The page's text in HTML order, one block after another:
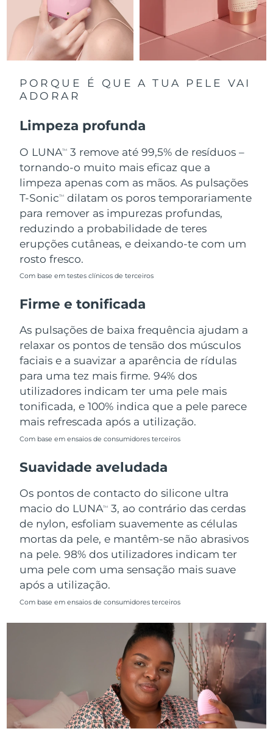
PORQUE É QUE A TUA PELE VAI
ADORAR
Limpeza profunda
O LUNATM
3 remove até 99,5% de resíduos –
tornando-o muito mais eficaz que a
limpeza apenas com as mãos. As pulsações
T-SonicTM
dilatam os poros temporariamente
para remover as impurezas profundas,
reduzindo a probabilidade de teres
erupções cutâneas, e deixando-te com um
rosto fresco.
Com base em testes clínicos de terceiros
Firme e tonificada
As pulsações de baixa frequência ajudam a
relaxar os pontos de tensão dos músculos
faciais e a suavizar a aparência de rídulas
para uma tez mais firme. 94% dos
utilizadores indicam ter uma pele mais
tonificada, e 100% indica que a pele parece
mais refrescada após a utilização.
Com base em ensaios de consumidores terceiros
Suavidade aveludada
Os pontos de contacto do silicone ultra
macio do LUNATM
3, ao contrário das cerdas
de nylon, esfoliam suavemente as células
mortas da pele, e mantêm-se não abrasivos
na pele. 98% dos utilizadores indicam ter
uma pele com uma sensação mais suave
após a utilização.
Com base em ensaios de consumidores terceiros
Singapura Entrega prevista8/11/26
Eslováquia Entrega prevista8/9/26
Eslovênia Entrega prevista 8/9/26
Coreia do Sul
Espanha Entrega prevista
Suécia Entrega prevista8/9/26
Suíça Entrega prevista
Taiwan
Tailândia
Turquia
Emirados Árabes
Unidos
Entrega prevista 8/10/26
Reino Unido Entrega prevista
Estados Unidos Entrega prevista8/10/26
Uzbequistão Entrega prevista
Vietnã Entrega prevista